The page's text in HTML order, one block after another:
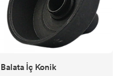
Balata İç Konik